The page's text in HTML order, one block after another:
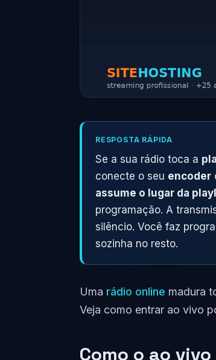
RESPOSTA RÁPIDA
Se a sua rádio toca a
conecte o seu encoder
assume o lugar da
programação. A
silêncio. Você faz
sozinha no resto.
Uma rádio online madura
Veja como entrar ao vivo
Como o ao